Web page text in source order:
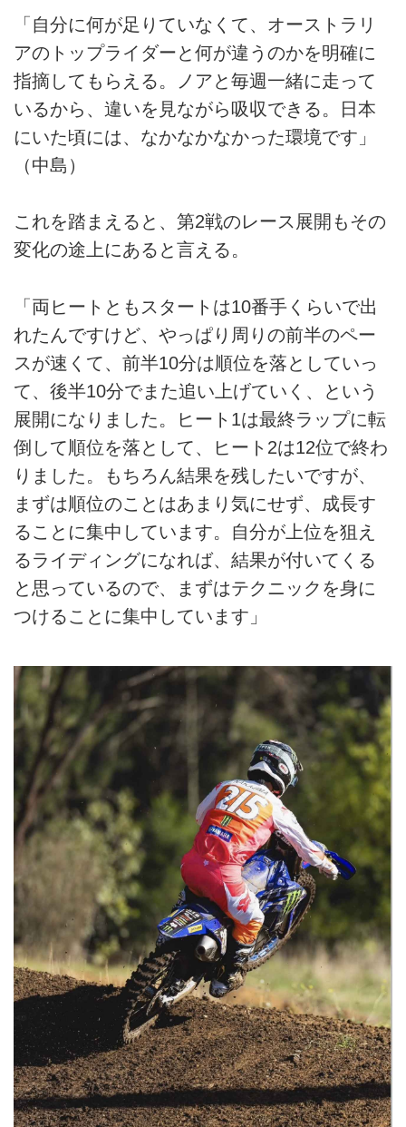
「自分に何が足りていなくて、オーストラリ
アのトップライダーと何が違うのかを明確に
指摘してもらえる。ノアと毎週一緒に走って
いるから、違いを見ながら吸収できる。日本
にいた頃には、なかなかなかった環境です」
（中島）
これを踏まえると、第2戦のレース展開もその
変化の途上にあると言える。
「両ヒートともスタートは10番手くらいで出
れたんですけど、やっぱり周りの前半のペー
スが速くて、前半10分は順位を落としていっ
て、後半10分でまた追い上げていく、という
展開になりました。ヒート1は最終ラップに転
倒して順位を落として、ヒート2は12位で終わ
りました。もちろん結果を残したいですが、
まずは順位のことはあまり気にせず、成長す
ることに集中しています。自分が上位を狙え
るライディングになれば、結果が付いてくる
と思っているので、まずはテクニックを身に
つけることに集中しています」